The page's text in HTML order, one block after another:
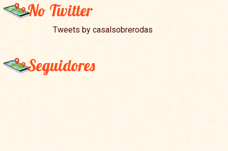
No Twitter
Tweets by casalsobrerodas
Seguidores